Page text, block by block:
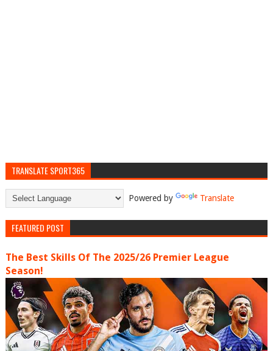
TRANSLATE SPORT365
Powered by Translate
FEATURED POST
The Best Skills Of The 2025/26 Premier League
Season!